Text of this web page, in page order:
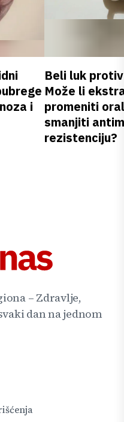
i
Beli luk
Može li
promeniti
smanjiti
rezistenciju?
– Zdravlje,
dan na jednom